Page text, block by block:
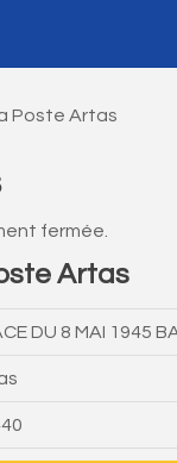
Poste Artas
fermée.
Artas
DU 8 MAI 1945